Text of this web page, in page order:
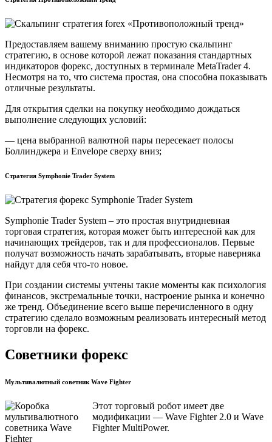
Предоставляем вашему вниманию простую скальпинг
стратегию, в основе которой лежат показания стандартных
индикаторов форекс, доступных в терминале MetaTrader 4.
Несмотря на то, что система простая, она способна показывать
отличные результаты.
Для открытия сделки на покупку необходимо дождаться
выполнение следующих условий:
— цена выбранной валютной пары пересекает полосы
Боллинджера и Envelope сверху вниз;
Стратегия Symphonie Trader System
Symphonie Trader System – это простая внутридневная
торговая стратегия, которая может быть интересной как для
начинающих трейдеров, так и для профессионалов. Первые
получат возможность начать зарабатывать, вторые наверняка
найдут для себя что-то новое.
При создании системы учтены такие моменты как психология
финансов, экстремальные точки, настроение рынка и конечно
же тренд. Объединение всего выше перечисленного в одну
стратегию сделало возможным реализовать интересный метод
торговли на форекс.
Советники форекс
Мультивалютный советник Wave Fighter
Этот торговый робот имеет две
модификации — Wave Fighter 2.0 и Wave
Fighter MultiPower.